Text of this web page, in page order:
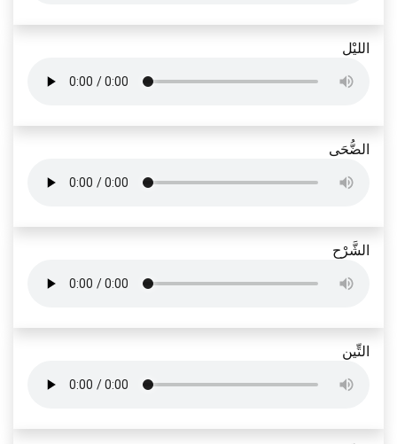
الليْل
الضُّحَى
الشَّرْح
التِّين